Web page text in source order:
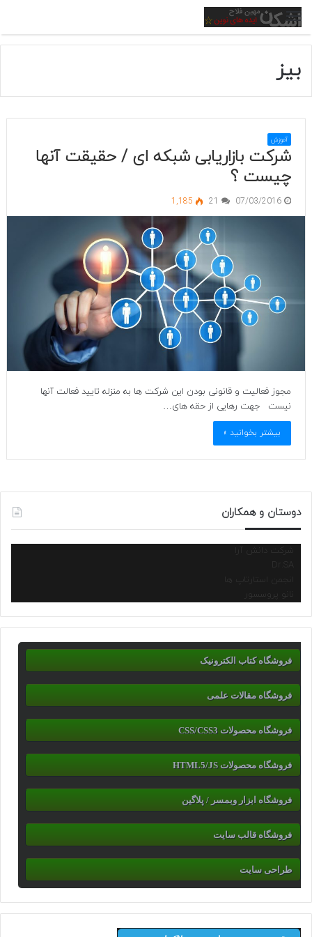
منو
بیز
آموزش
شرکت بازاریابی شبکه ای / حقیقت آنها
چیست ؟
07/03/2016
21
1,185
مجوز فعالیت و قانونی بودن این شرکت ها به منزله تایید فعالت آنها
نیست جهت رهایی از حقه های…
بیشتر بخوانید »
دوستان و همکاران
شرکت دانش آرا
انجمن استارتاپ ها
نانو پروسسور
فروشگاه کتاب الکترونیک
فروشگاه مقالات علمی
فروشگاه محصولات CSS/CSS3
فروشگاه محصولات HTML5/JS
فروشگاه ابزار وبمسر / پلاگین
فروشگاه قالب سایت
طراحی سایت